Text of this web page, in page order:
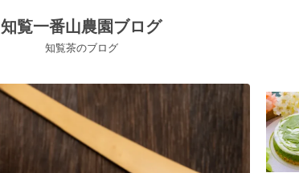
知覧一番山農園ブログ
知覧茶のブログ